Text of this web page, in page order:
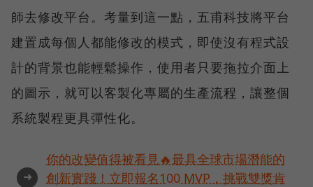
師去修改平台。考量到這一點，五甫科技將平台
建置成每個人都能修改的模式，即使沒有程式設
計的背景也能輕鬆操作，使用者只要拖拉介面上
的圖示，就可以客製化專屬的生產流程，讓整個
系統製程更具彈性化。
➜
你的改變值得被看見🔥最具全球市場潛能的
創新實踐！立即報名100 MVP，挑戰雙獎肯